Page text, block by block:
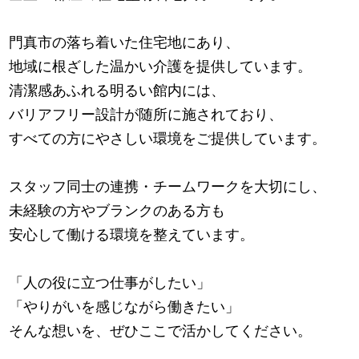
門真市の落ち着いた住宅地にあり、
地域に根ざした温かい介護を提供しています。
清潔感あふれる明るい館内には、
バリアフリー設計が随所に施されており、
すべての方にやさしい環境をご提供しています。
スタッフ同士の連携・チームワークを大切にし、
未経験の方やブランクのある方も
安心して働ける環境を整えています。
「人の役に立つ仕事がしたい」
「やりがいを感じながら働きたい」
そんな想いを、ぜひここで活かしてください。